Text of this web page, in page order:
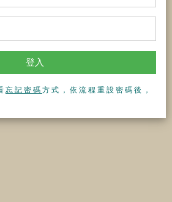
登入
忘記密碼 方式，依流程重設密碼後，